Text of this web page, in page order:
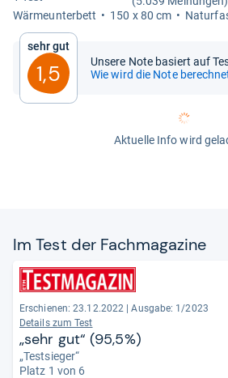
Wär­me­un­ter­bett
150 x 80 cm
Sehr gut
1,5
Unsere Note basiert auf
Wie wird die Note
Aktuelle Info wird
Im Test der Fach­ma­ga­zine
Erschienen: 23.12.2022
Ausgabe: 1/2023
Details zum Test
„sehr gut“ (95,5%)
„Testsieger“
Platz 1 von 6